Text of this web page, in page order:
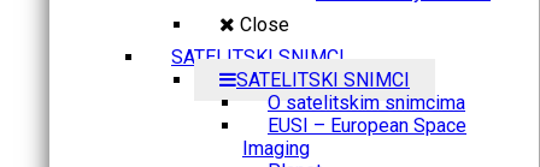
Close
SATELITSKI SNIMCI
SATELITSKI SNIMCI
O satelitskim snimcima
EUSI – European Space
Imaging